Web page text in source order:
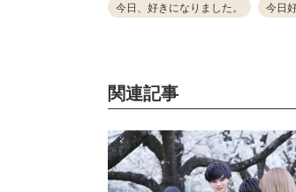
今日、好きになりました。 今日
関連記事